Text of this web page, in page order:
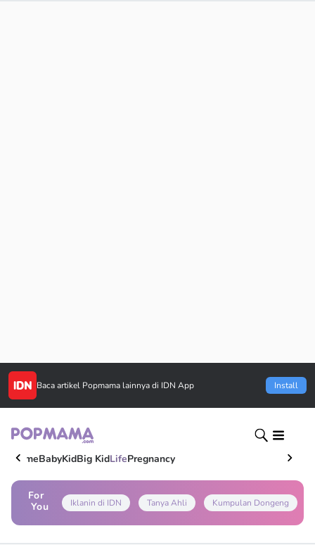
Baca artikel Popmama lainnya di IDN App Install
HomeBabyKidBig KidLifePregnancy
For
You
Iklanin di IDN Tanya Ahli Kumpulan Dongeng